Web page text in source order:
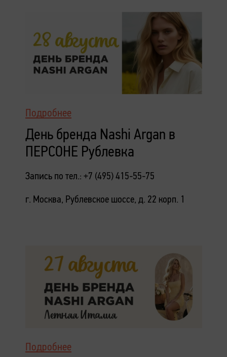
Подробнее
День бренда Nashi Argan в
ПЕРСОНЕ Рублевка
Запись по тел.: +7 (495) 415-55-75
г. Москва, Рублевское шоссе, д. 22 корп. 1
Подробнее